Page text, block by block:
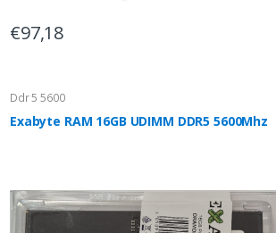
€97,18
Ddr 5 5600
Exabyte RAM 16GB UDIMM DDR5 5600Mhz